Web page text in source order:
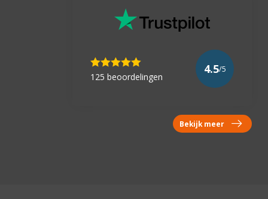
125 beoordelingen
4.5/5
Bekijk meer